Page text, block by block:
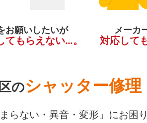
お願いしたいが
てもらえない…。
メーカ
対応して
のシャッター修理
らない・異音・変形」にお困